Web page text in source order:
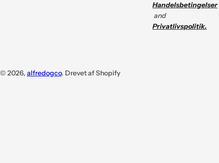
Handelsbetingelser
and
Privatlivspolitik.
© 2026, alfredogco. Drevet af Shopify